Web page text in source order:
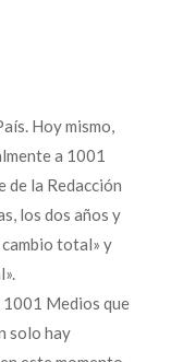
Hoy mismo,
a 1001
de la Redacción
los dos años y
total» y
1001 Medios que
solo hay